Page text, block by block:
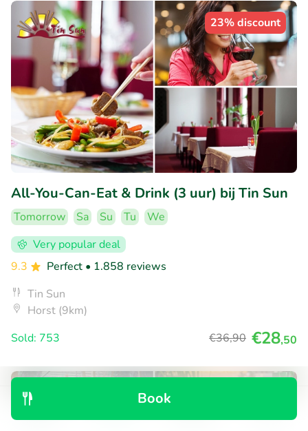
Book
23% discount
All-You-Can-Eat & Drink (3 uur) bij Tin Sun
Tomorrow Sa Su Tu
We
Very popular deal
9.3
Perfect • 1.858 reviews
Tin Sun
Horst (9km)
Sold: 753
€36,90 €28,50